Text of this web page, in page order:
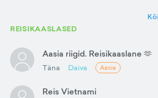
REISIKAASLASED
Aasia riigid. Reisikaaslane 🫶
Täna Daiva Aasia
Reis Vietnami